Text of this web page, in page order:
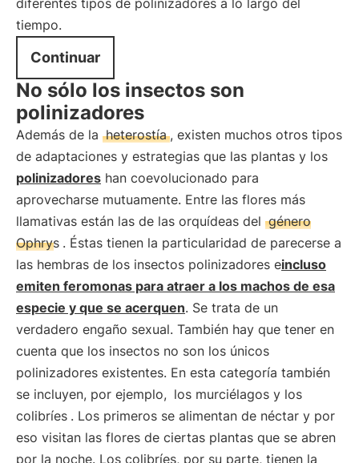
diferentes tipos de polinizadores a lo largo del
tiempo.
Continuar
No sólo los insectos son
polinizadores
Además de la heterostía , existen muchos otros tipos
de adaptaciones y estrategias que las plantas y los
polinizadores han coevolucionado para
aprovecharse mutuamente. Entre las flores más
llamativas están las de las orquídeas del género
Ophrys . Éstas tienen la particularidad de parecerse a
las hembras de los insectos polinizadores eincluso
emiten feromonas para atraer a los machos de esa
especie y que se acerquen. Se trata de un
verdadero engaño sexual. También hay que tener en
cuenta que los insectos no son los únicos
polinizadores existentes. En esta categoría también
se incluyen, por ejemplo, los murciélagos y los
colibríes . Los primeros se alimentan de néctar y por
eso visitan las flores de ciertas plantas que se abren
por la noche. Los colibríes, por su parte, tienen la